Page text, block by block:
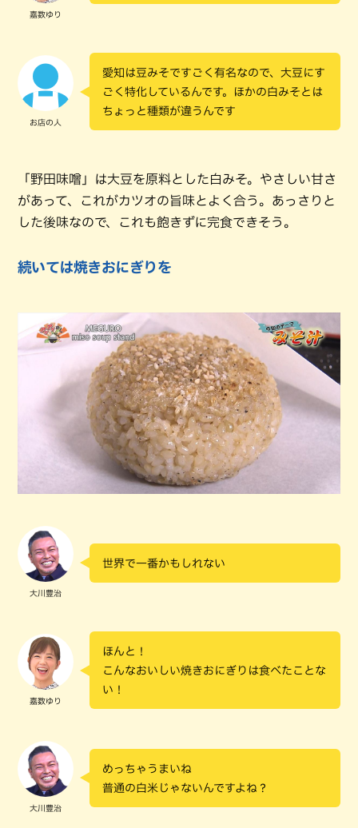
嘉数ゆり
お店の人
愛知は豆みそですごく有名なので、大豆にす
ごく特化しているんです。ほかの白みそとは
ちょっと種類が違うんです
「野田味噌」は大豆を原料とした白みそ。やさしい甘さ
があって、これがカツオの旨味とよく合う。あっさりと
した後味なので、これも飽きずに完食できそう。
続いては焼きおにぎりを
大川豊治
世界で一番かもしれない
嘉数ゆり
ほんと！
こんなおいしい焼きおにぎりは食べたことな
い！
大川豊治
めっちゃうまいね
普通の白米じゃないんですよね？